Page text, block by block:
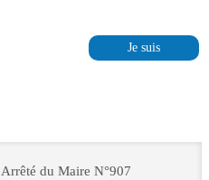
Je suis
Arrêté du Maire N°907